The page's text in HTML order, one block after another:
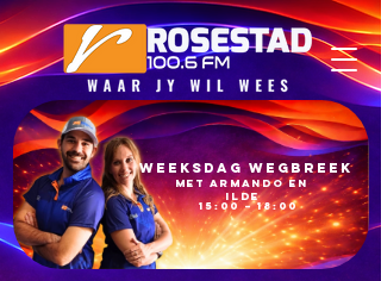
15:00 – 18:00
met Armando en
Ilde
Weeksdag Wegbreek